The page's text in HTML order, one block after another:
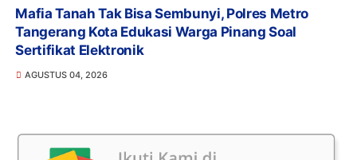
Mafia Tanah Tak Bisa Sembunyi, Polres Metro
Tangerang Kota Edukasi Warga Pinang Soal
Sertifikat Elektronik
AGUSTUS 04, 2026